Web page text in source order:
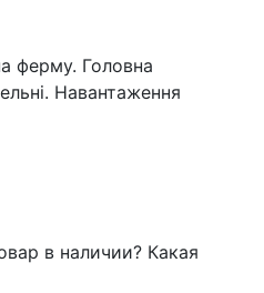
ферму. Головна
Навантаження
в наличии? Какая